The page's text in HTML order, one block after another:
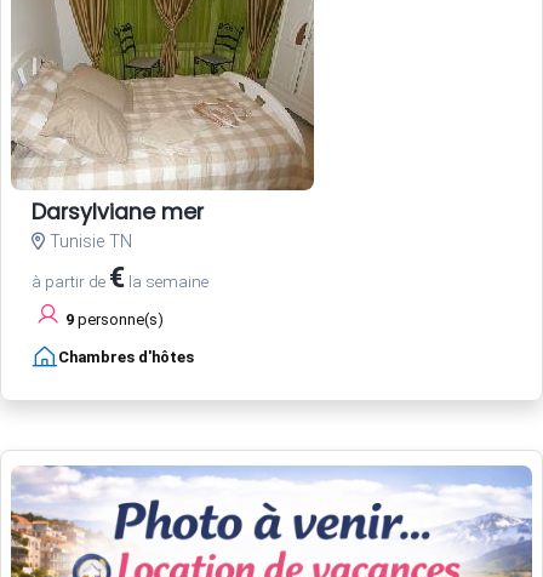
Darsylviane mer
Tunisie TN
à partir de € la semaine
9 personne(s)
Chambres d'hôtes